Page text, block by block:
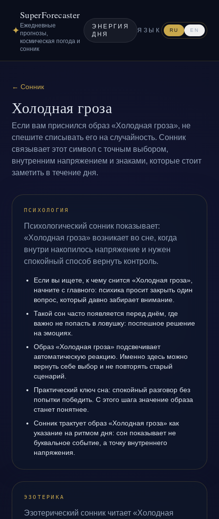
✦
SuperForecaster
Ежедневные
прогнозы,
космическая погода и
сонник
ЭНЕРГИЯ
ДНЯ
ЯЗЫК RU EN
← Сонник
Холодная гроза
Если вам приснился образ «Холодная гроза», не
спешите списывать его на случайность. Сонник
связывает этот символ с точным выбором,
внутренним напряжением и знаками, которые стоит
заметить в течение дня.
ПСИХОЛОГИЯ
Психологический сонник показывает:
«Холодная гроза» возникает во сне, когда
внутри накопилось напряжение и нужен
спокойный способ вернуть контроль.
Если вы ищете, к чему снится «Холодная гроза»,
начните с главного: психика просит закрыть один
вопрос, который давно забирает внимание.
Такой сон часто появляется перед днём, где
важно не попасть в ловушку: поспешное решение
на эмоциях.
Образ «Холодная гроза» подсвечивает
автоматическую реакцию. Именно здесь можно
вернуть себе выбор и не повторять старый
сценарий.
Практический ключ сна: спокойный разговор без
попытки победить. С этого шага значение образа
станет понятнее.
Сонник трактует образ «Холодная гроза» как
указание на ритмом дня: сон показывает не
буквальное событие, а точку внутреннего
напряжения.
ЭЗОТЕРИКА
Эзотерический сонник читает «Холодная